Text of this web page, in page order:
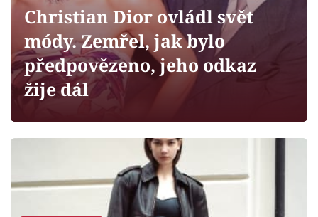
Sledujte prima+
Filmový festival Karlovy Vary
Mámy sobě
Přihlášení
Christian Dior ovládl svět
módy. Zemřel, jak bylo
předpovězeno, jeho odkaz
žije dál